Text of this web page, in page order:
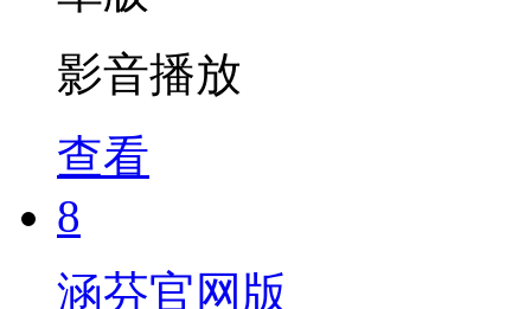
影音播放
查看
8
涵芬官网版